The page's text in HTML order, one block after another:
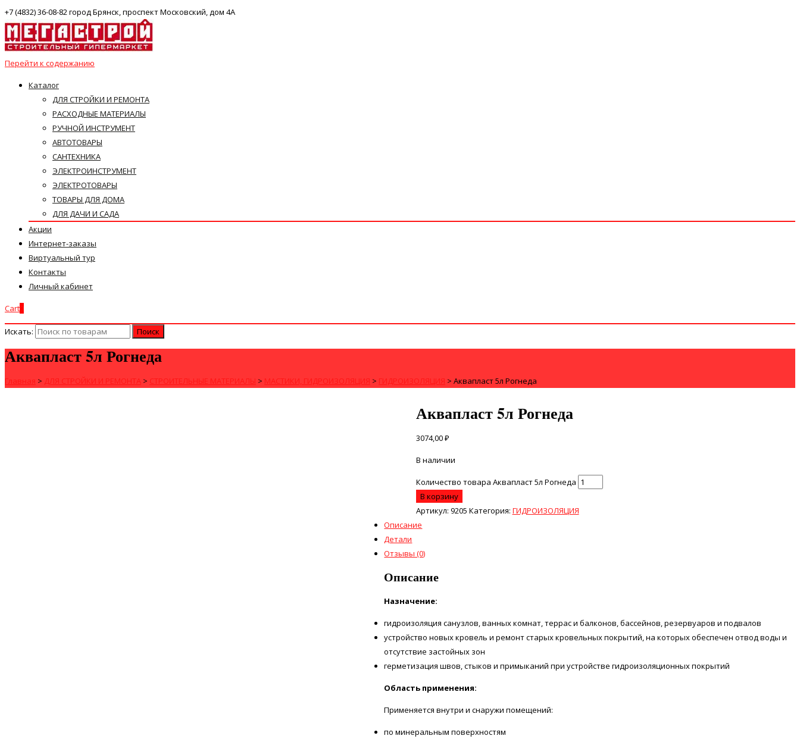
+7 (4832) 36-08-82 город Брянск, проспект Московский, дом 4А
Перейти к содержанию
Каталог
ДЛЯ СТРОЙКИ И РЕМОНТА
РАСХОДНЫЕ МАТЕРИАЛЫ
РУЧНОЙ ИНСТРУМЕНТ
АВТОТОВАРЫ
САНТЕХНИКА
ЭЛЕКТРОИНСТРУМЕНТ
ЭЛЕКТРОТОВАРЫ
ТОВАРЫ ДЛЯ ДОМА
ДЛЯ ДАЧИ И САДА
Акции
Интернет-заказы
Виртуальный тур
Контакты
Личный кабинет
Cart
Искать:
Аквапласт 5л Рогнеда
Главная > ДЛЯ СТРОЙКИ И РЕМОНТА > СТРОИТЕЛЬНЫЕ МАТЕРИАЛЫ > МАСТИКИ, ГИДРОИЗОЛЯЦИЯ > ГИДРОИЗОЛЯЦИЯ > Аквапласт 5л Рогнеда
Аквапласт 5л Рогнеда
3074,00₽
В наличии
Количество товара Аквапласт 5л Рогнеда
В корзину
Артикул: 9205 Категория: ГИДРОИЗОЛЯЦИЯ
Описание
Детали
Отзывы (0)
Описание
Назначение:
гидроизоляция санузлов, ванных комнат, террас и балконов, бассейнов, резервуаров и подвалов
устройство новых кровель и ремонт старых кровельных покрытий, на которых обеспечен отвод воды и
отсутствие застойных зон
герметизация швов, стыков и примыканий при устройстве гидроизоляционных покрытий
Область применения:
Применяется внутри и снаружи помещений:
по минеральным поверхностям